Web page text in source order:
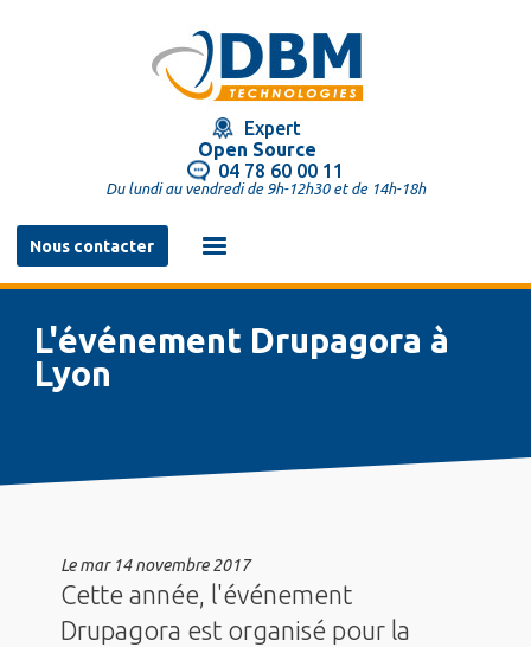
Expert
Open Source
04 78 60 00 11
Du lundi au vendredi de 9h-12h30 et de 14h-18h
Nous contacter
Navigation
principale
L'événement Drupagora à
Lyon
Lemar 14 novembre 2017
Cette année, l'événement
Drupagora est organisé pour la